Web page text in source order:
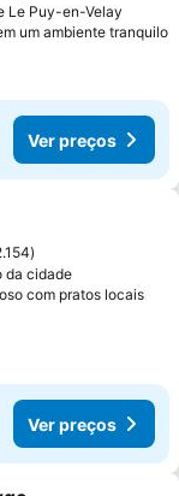
Le Puy-en-Velay
um ambiente tranquilo
Ver preços
favoritos
da cidade
com pratos locais
Ver preços